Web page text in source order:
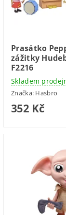
Prasátko
zážitky
F2216
Skladem
Značka: Hasbro
352 Kč